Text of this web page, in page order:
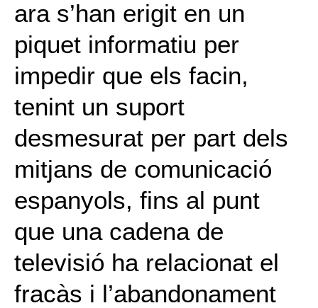
ara s’han erigit en un
piquet informatiu per
impedir que els facin,
tenint un suport
desmesurat per part dels
mitjans de comunicació
espanyols, fins al punt
que una cadena de
televisió ha relacionat el
fracàs i l’abandonament